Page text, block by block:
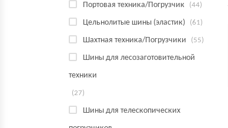
Портовая техника/Погрузчик (44)
Цельнолитые шины (эластик) (61)
Шахтная техника/Погрузчики (55)
Шины для лесозаготовительной
техники
(27)
Шины для телескопических